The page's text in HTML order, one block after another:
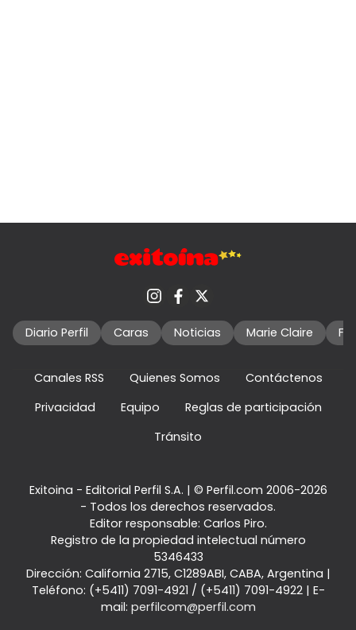
Diario Perfil Caras Noticias Marie Claire
Canales RSS Quienes Somos
Contáctenos
Privacidad
Equipo
Reglas de participación
Tránsito
Exitoina - Editorial Perfil S.A. | © Perfil.com 2006-2026
- Todos los derechos reservados.
Editor responsable: Carlos Piro.
Registro de la propiedad intelectual número
5346433
Dirección: California 2715, C1289ABI, CABA, Argentina |
Teléfono: (+5411) 7091-4921 / (+5411) 7091-4922| E-
mail: perfilcom@perfil.com